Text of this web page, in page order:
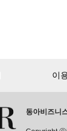
회원 가입만
이
동아비즈니